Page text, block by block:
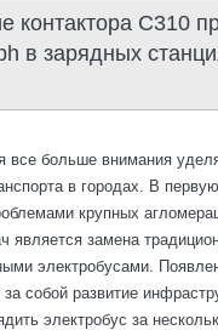
контактора C310
в зарядных
все больше внимания
в городах. В
крупных
является замена
электробусами.
за собой развитие
электробус за